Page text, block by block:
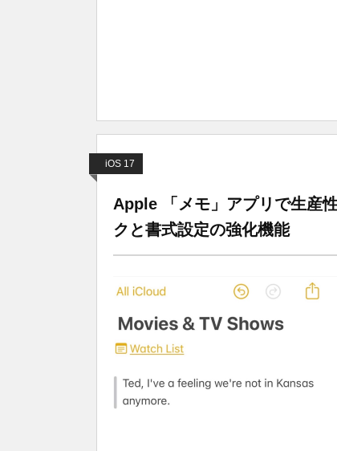
iOS 17
Apple 「メモ」アプリで生産
クと書式設定の強化機能